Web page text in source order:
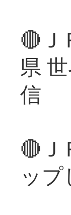
🔴Ｊ
県
信
🔴Ｊ
ッ